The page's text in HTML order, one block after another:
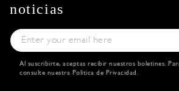
noticias
Al suscribirte, aceptas recibir nuestros boletines.
consulte nuestra Política de Privacidad .